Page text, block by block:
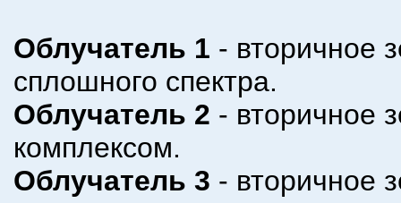
Облучатель 1 - вторичное
сплошного спектра.
Облучатель 2 - вторичное
комплексом.
Облучатель 3 - вторичное